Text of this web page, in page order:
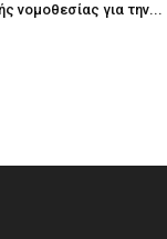
νομοθεσίας για την...